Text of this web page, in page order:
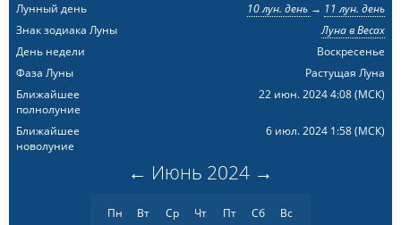
Лунный день
10 лун. день → 11 лун. день
Знак зодиака Луны
Луна в Весах
День недели
Воскресенье
Фаза Луны
Растущая Луна
Ближайшее
полнолуние
22 июн. 2024 4:08(МСК)
Ближайшее
новолуние
6 июл. 2024 1:58(МСК)
← Июнь 2024 →
Пн Вт Ср Чт Пт Сб Вс